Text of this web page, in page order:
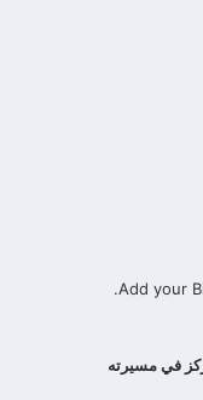
Add your